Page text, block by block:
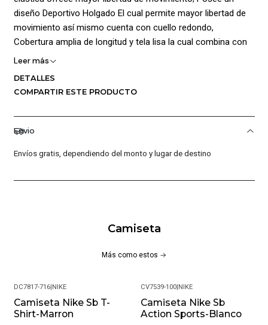
diseño Deportivo Holgado El cual permite mayor libertad de
movimiento así mismo cuenta con cuello redondo,
Cobertura amplia de longitud y tela lisa la cual combina con
el logo Under Armour estampado en la parte frontal dando
Leer más
DETALLES
COMPARTIR ESTE PRODUCTO
Envio
Envíos gratis, dependiendo del monto y lugar de destino
Camiseta
Más como estos
-18%
DC7817-716|NIKE
Camiseta Nike Sb T-
Shirt-Marron
-36%
CV7539-100|NIKE
Camiseta Nike Sb
Action Sports-Blanco